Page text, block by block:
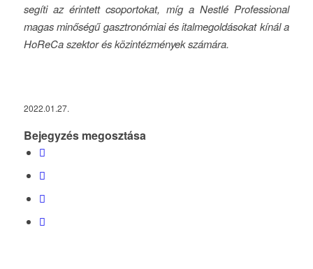
segíti az érintett csoportokat, míg a Nestlé Professional
magas minőségű gasztronómiai és italmegoldásokat kínál a
HoReCa szektor és közintézmények számára.
2022.01.27.
Bejegyzés megosztása